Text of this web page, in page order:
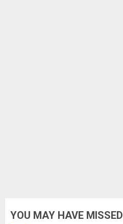
YOU MAY HAVE MISSED